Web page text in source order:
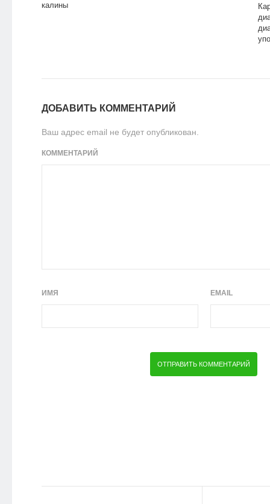
калины
ДОБАВИТЬ КОММЕНТАРИЙ
Ваш адрес email не будет опубликован.
КОММЕНТАРИЙ
ИМЯ EMAIL